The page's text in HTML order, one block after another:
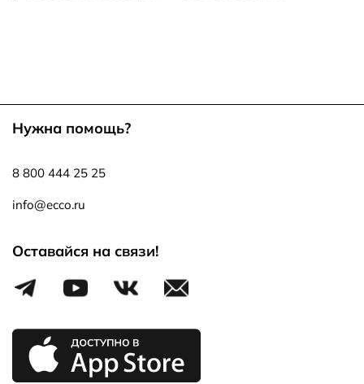
Нужна помощь?
8 800 444 25 25
info@ecco.ru
Оставайся на связи!